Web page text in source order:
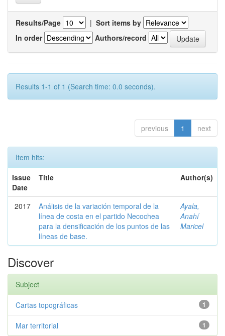
Results/Page | Sort items by
In order
Authors/record
Results 1-1 of 1 (Search time: 0.0 seconds).
previous 1 next
Item hits:
Issue
Date
Title Author(s)
2017
Análisis de la variación temporal de la
línea de costa en el partido Necochea
para la densificación de los puntos de las
líneas de base.
Ayala,
Anahí
Maricel
Discover
Subject
1
Cartas topográficas
1
Mar territorial